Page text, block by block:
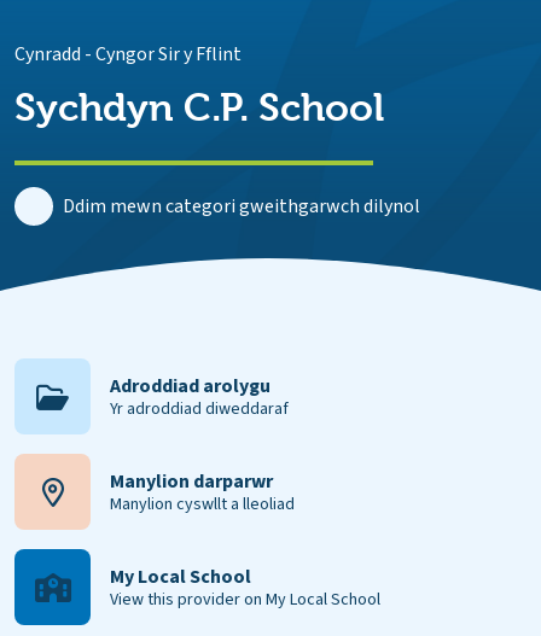
Cynradd -Cyngor Sir y Fflint
Sychdyn C.P. School
Ddim mewn categori gweithgarwch dilynol
Adroddiad arolygu
Yr adroddiad diweddaraf
Manylion darparwr
Manylion cyswllt a lleoliad
My Local School
View this provider on My Local School